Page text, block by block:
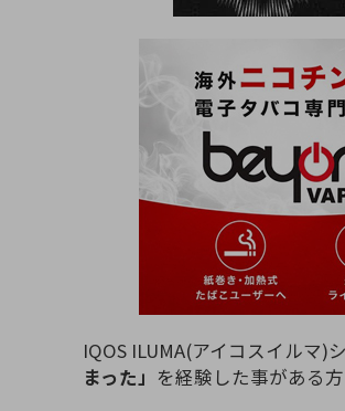
IQOS ILUMA(アイコスイルマ)
まった」 を経験した事がある方